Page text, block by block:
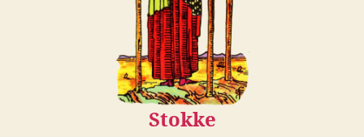
Stokke